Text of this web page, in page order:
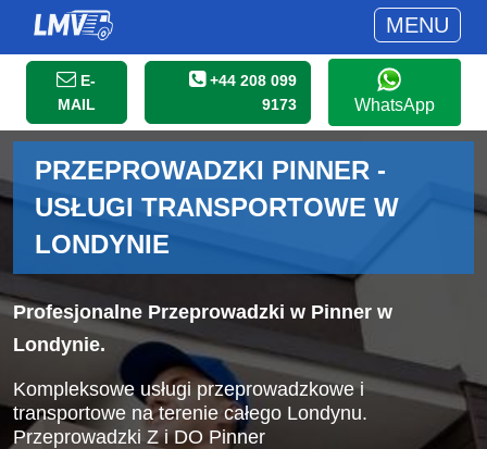
MENU
E-
MAIL
+44 208 099
9173
WhatsApp
PRZEPROWADZKI PINNER -
USŁUGI TRANSPORTOWE W
LONDYNIE
Profesjonalne Przeprowadzki w Pinner w
Londynie.
Kompleksowe usługi przeprowadzkowe i
transportowe na terenie całego Londynu.
Przeprowadzki Z i DO Pinner